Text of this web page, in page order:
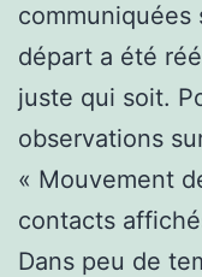
communiquées
départ a été
juste qui soit.
observations
« Mouvement
contacts
Dans peu de